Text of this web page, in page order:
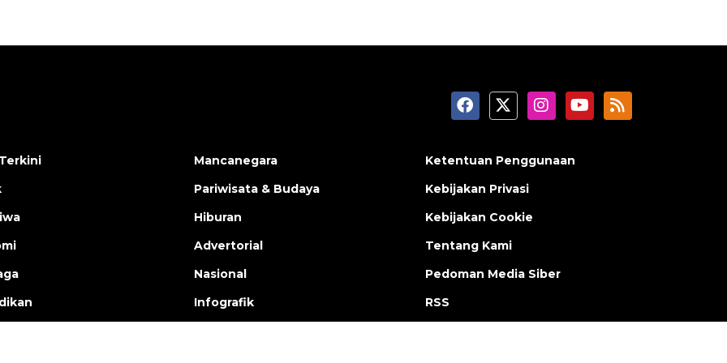
Mancanegara
Pariwisata & Budaya
Hiburan
Advertorial
Nasional
Infografik
Ketentuan Penggunaan
Kebijakan Privasi
Kebijakan Cookie
Tentang Kami
Pedoman Media Siber
RSS